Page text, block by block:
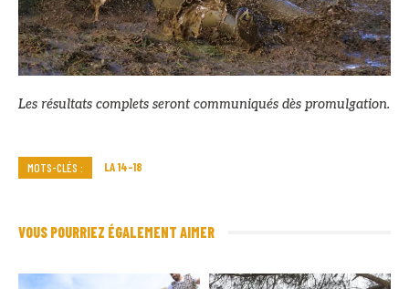
Les résultats complets seront communiqués dès promulgation.
MOTS-CLÉS : LA 14-18
VOUS POURRIEZ ÉGALEMENT AIMER